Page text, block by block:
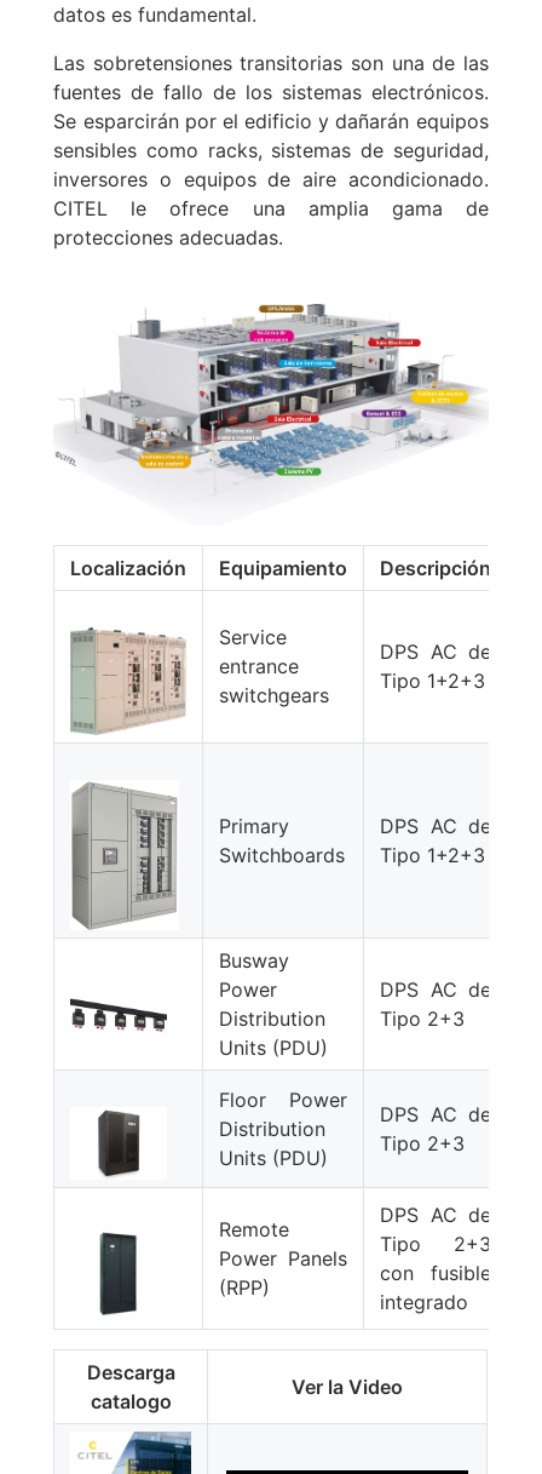
datos es fundamental.
Las sobretensiones transitorias son una de las
fuentes de fallo de los sistemas electrónicos.
Se esparcirán por el edificio y dañarán equipos
sensibles como racks, sistemas de seguridad,
inversores o equipos de aire acondicionado.
CITEL le ofrece una amplia gama de
protecciones adecuadas.
Localización Equipamiento Descripción
Service
entrance
switchgears
DPS AC de
Tipo 1+2+3
Primary
Switchboards
DPS AC de
Tipo 1+2+3
Busway
Power
Distribution
Units (PDU)
DPS AC de
Tipo 2+3
Floor Power
Distribution
Units (PDU)
DPS AC de
Tipo 2+3
Remote
Power Panels
(RPP)
DPS AC de
Tipo 2+3
con fusible
integrado
Descarga
catalogo
Ver la Video